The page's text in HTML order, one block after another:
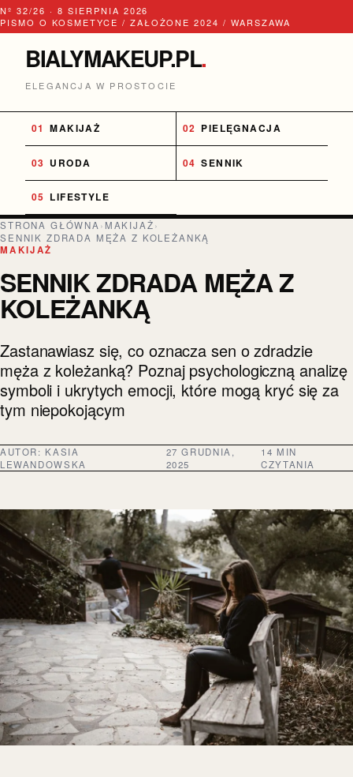
Nº 32/26 · 8 SIERPNIA 2026
PISMO O KOSMETYCE / ZAŁOŻONE 2024 / WARSZAWA
BIALYMAKEUP.PL.
ELEGANCJA W PROSTOCIE
MAKIJAŻ PIELĘGNACJA
URODA SENNIK
LIFESTYLE
STRONA GŁÓWNA› MAKIJAŻ›
SENNIK ZDRADA MĘŻA Z KOLEŻANKĄ
MAKIJAŻ
SENNIK ZDRADA MĘŻA Z
KOLEŻANKĄ
Zastanawiasz się, co oznacza sen o zdradzie
męża z koleżanką? Poznaj psychologiczną analizę
symboli i ukrytych emocji, które mogą kryć się za
tym niepokojącym
AUTOR: KASIA
LEWANDOWSKA
27 GRUDNIA,
2025
14 MIN
CZYTANIA